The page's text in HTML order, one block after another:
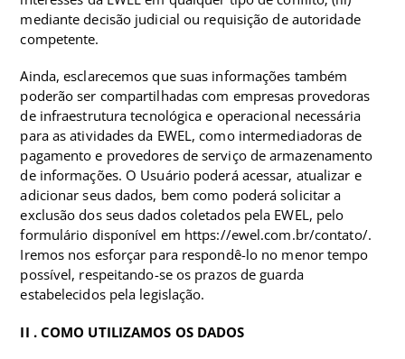
mediante decisão judicial ou requisição de autoridade
competente.
Ainda, esclarecemos que suas informações também
poderão ser compartilhadas com empresas provedoras
de infraestrutura tecnológica e operacional necessária
para as atividades da EWEL, como intermediadoras de
pagamento e provedores de serviço de armazenamento
de informações. O Usuário poderá acessar, atualizar e
adicionar seus dados, bem como poderá solicitar a
exclusão dos seus dados coletados pela EWEL, pelo
formulário disponível em https://ewel.com.br/contato/.
Iremos nos esforçar para respondê-lo no menor tempo
possível, respeitando-se os prazos de guarda
estabelecidos pela legislação.
II . COMO UTILIZAMOS OS DADOS